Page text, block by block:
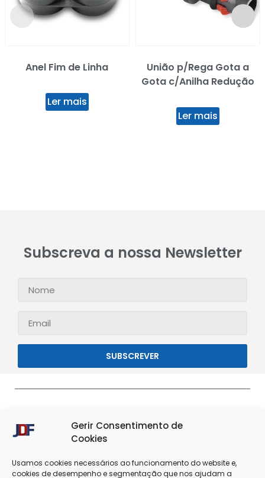
Gerir Consentimento de
Cookies
Usamos cookies necessários ao funcionamento do website e,
cookies de desempenho e segmentação que nos ajudam a
Anel Fim de Linha
Ler mais
União p/Rega Gota a
Gota c/Anilha Redução
Ler mais
Subscreva a nossa Newsletter
SUBSCREVER